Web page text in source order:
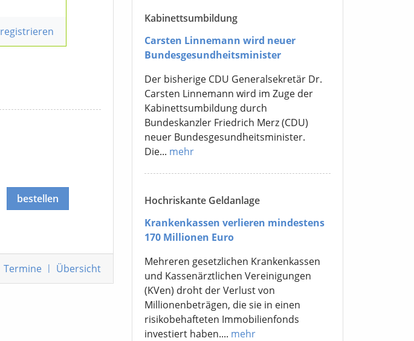
registrieren
bestellen
Termine | Übersicht
Kabinettsumbildung
Carsten Linnemann wird neuer
Bundesgesundheitsminister
Der bisherige CDU Generalsekretär Dr.
Carsten Linnemann wird im Zuge der
Kabinettsumbildung durch
Bundeskanzler Friedrich Merz (CDU)
neuer Bundesgesundheitsminister.
Die... mehr
Hochriskante Geldanlage
Krankenkassen verlieren mindestens
170 Millionen Euro
Mehreren gesetzlichen Krankenkassen
und Kassenärztlichen Vereinigungen
(KVen) droht der Verlust von
Millionenbeträgen, die sie in einen
risikobehafteten Immobilienfonds
investiert haben.... mehr